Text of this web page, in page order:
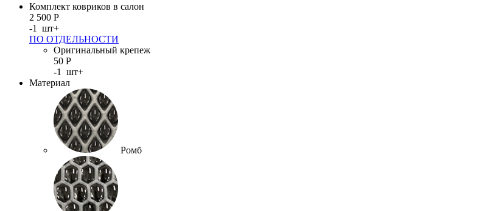
Комплект ковриков в салон
2 500 Р
-1 шт+
ПО ОТДЕЛЬНОСТИ
Оригинальный крепеж
50 Р
-1 шт+
Материал
Ромб